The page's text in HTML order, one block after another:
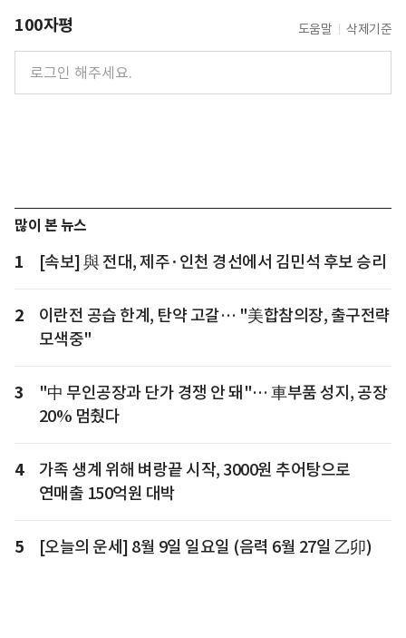
100자평 도움말 삭제기준
많이 본 뉴스
1 [속보] 與 전대, 제주·인천 경선에서 김민석 후보 승리
2
이란전 공습 한계, 탄약 고갈… "美합참의장, 출구전략
모색중"
3
"中 무인공장과 단가 경쟁 안 돼"… 車부품 성지, 공장
20% 멈췄다
4
가족 생계 위해 벼랑끝 시작, 3000원 추어탕으로
연매출 150억원 대박
5 [오늘의 운세] 8월 9일 일요일 (음력 6월 27일 乙卯)